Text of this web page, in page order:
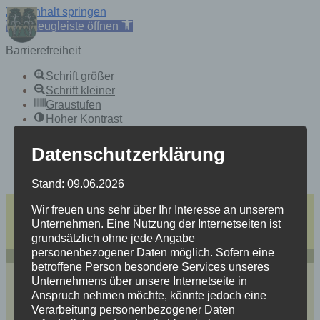
Zum Inhalt springen
Werkzeugleiste öffnen
Barrierefreiheit
Schrift größer
Schrift kleiner
Graustufen
Hoher Kontrast
Links Underline
Lesbarkeit verbessern
content
einfache Sprache
Heidersdorf
Mitten im Spielzeugland Erzgebirge
Datenschutzerklärung
Stand: 09.06.2026
Wir freuen uns sehr über Ihr Interesse an unserem
Unternehmen. Eine Nutzung der Internetseiten ist
grundsätzlich ohne jede Angabe
personenbezogener Daten möglich. Sofern eine
betroffene Person besondere Services unseres
Unternehmens über unsere Internetseite in
Anspruch nehmen möchte, könnte jedoch eine
Verarbeitung personenbezogener Daten